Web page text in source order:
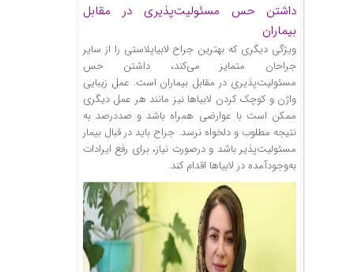
داشتن حس مسئولیت‌پذیری در مقابل
بیماران
ویژگی دیگری که بهترین جراح لابیاپلاستی را از سایر
جراحان متمایز می‌کند، داشتن حس
مسئولیت‌پذیری در مقابل بیماران است. عمل زیبایی
واژن و کوچک کردن لابیاها نیز مانند هر عمل دیگری
ممکن است با عوارضی همراه باشد و صددرصد به
نتیجه مطلوب و دلخواه نرسد. جراح باید در قبال بیمار
مسئولیت‌پذیر باشد و درصورت نیاز، برای رفع ایرادات
به‌وجودآمده در لابیاها اقدام کند.